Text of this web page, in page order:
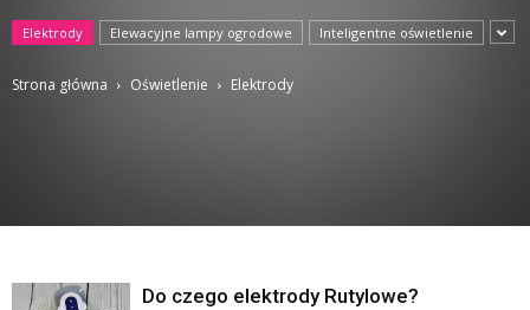
Strona główna Oświetlenie Elektrody
Elektrody Elewacyjne lampy ogrodowe Inteligentne oświetlenie
Do czego elektrody Rutylowe?